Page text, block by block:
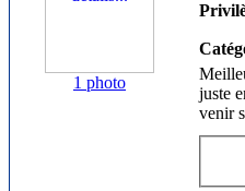
1 photo
juste
venir